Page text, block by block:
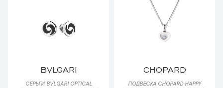
BVLGARI
СЕРЬГИ BVLGARI OPTICAL
CHOPARD
ПОДВЕСКА CHOPARD HAPPY